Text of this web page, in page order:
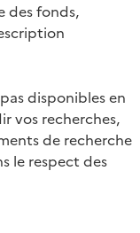
des fonds,
disponibles en
vos recherches,
de recherche
le respect des